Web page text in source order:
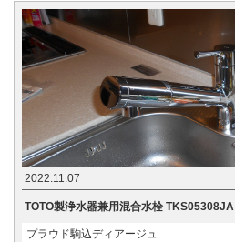
2022.11.07
TOTO製浄水器兼用混合水栓 TKS05308JA
プラウド駒込ディアージュ